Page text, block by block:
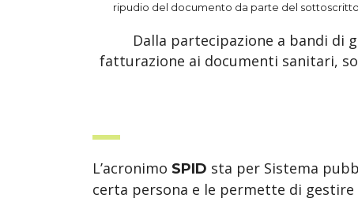
ripudio del documento da parte del
Dalla partecipazione a bandi di
fatturazione ai documenti sanitari,
L’acronimo SPID sta per Sistema
certa persona e le permette di